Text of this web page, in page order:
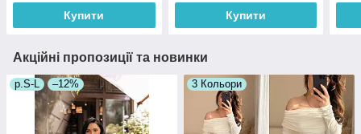
Купити Купити
Акційні пропозиції та новинки
р.S-L –12% 3 Кольори